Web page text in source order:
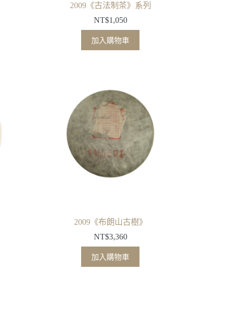
2009《古法制茶》系列
NT$1,050
加入購物車
2009《布朗山古樹》
NT$3,360
加入購物車